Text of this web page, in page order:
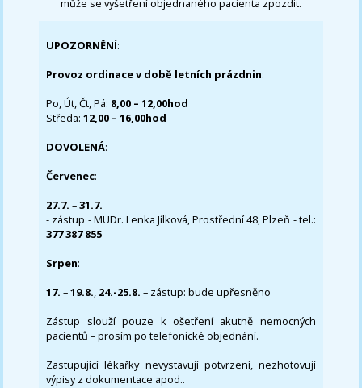
může se vyšetření objednaného pacienta zpozdit.
UPOZORNĚNÍ:
Provoz ordinace v době letních prázdnin:
Po, Út, Čt, Pá: 8,00 – 12,00hod
Středa:12,00 – 16,00hod
DOVOLENÁ:
Červenec:
27.7.–31.7.
- zástup - MUDr. Lenka Jílková, Prostřední 48, Plzeň - tel.:
377 387 855
Srpen:
17. –19.8., 24.-25.8. – zástup: bude upřesněno
Zástup slouží pouze k ošetření akutně nemocných
pacientů – prosím po telefonické objednání.
Zastupující lékařky nevystavují potvrzení, nezhotovují
výpisy z dokumentace apod..